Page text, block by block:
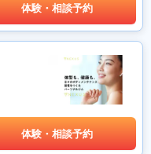
体験・相談予約
体験・相談予約